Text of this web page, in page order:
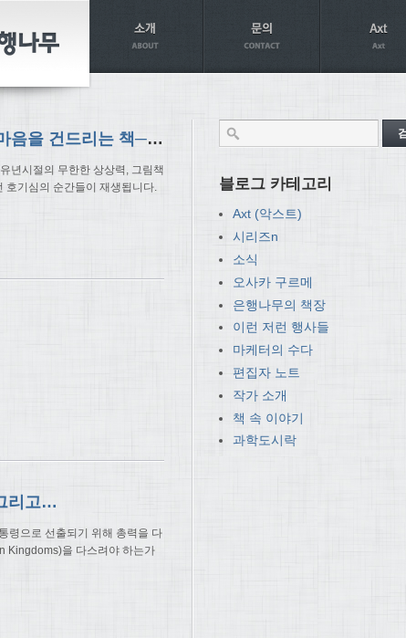
그림책 작가들의 진솔한 대화가 마음을 건드리는 책─《유럽의 그림책 작가들에게 묻다》 편집 후기
년시절의 무한한 상상력, 그림책
호기심의 순간들이 재생됩니다.
리고…
령으로 선출되기 위해 총력을 다
Kingdoms)을 다스려야 하는가
블로그 카테고리
Axt (악스트)
시리즈n
소식
오사카 구르메
은행나무의 책장
이런 저런 행사들
마케터의 수다
편집자 노트
작가 소개
책 속 이야기
과학도시락